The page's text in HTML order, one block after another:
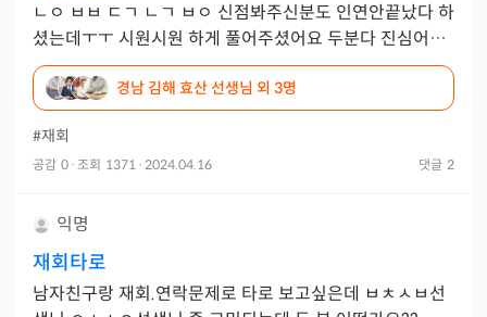
ㄴㅇ ㅂㅂ ㄷㄱ ㄴㄱ ㅂㅇ 신점봐주신분도 인연안끝났다 하
셨는데ㅜㅜ 시원시원 하게 풀어주셨어요 두분다 진심어리
게 풀어주셨고 저보고 재회가 안되는것도 아니지만 확실히
된다고 볼수경남 김해 효산 선생님 외 3명
#재회
공감 0 · 조회 1371 · 2024.04.16 댓글 2
익명
재회타로
남자친구랑 재회.연락문제로 타로 보고싶은데 ㅂㅊㅅㅂ선